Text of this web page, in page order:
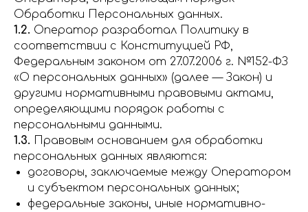
Обработки Персональных данных.
1.2. Оператор разработал Политику в
соответствии с Конституцией РФ,
Федеральным законом от 27.07.2006 г. №152-ФЗ
«О персональных данных» (далее — Закон) и
другими нормативными правовыми актами,
определяющими порядок работы с
персональными данными.
1.3. Правовым основанием для обработки
персональных данных являются:
договоры, заключаемые между Оператором
и субъектом персональных данных;
федеральные законы, иные нормативно-